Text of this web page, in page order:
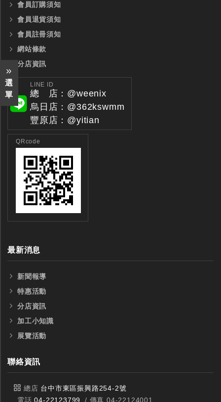
選
單
會員訂購須知
會員退貨須知
會員註冊須知
網站條款
分店資訊
LINE ID
總 店：@weenix
烏日店：@362kswmm
豐原店：@yitian
QRcode
最新消息
新聞報導
特惠活動
分店資訊
加工小知識
展覽活動
聯絡資訊
總店 台中市東區振興路254-2號
電話04-22123799 / 傳真 04-22124001